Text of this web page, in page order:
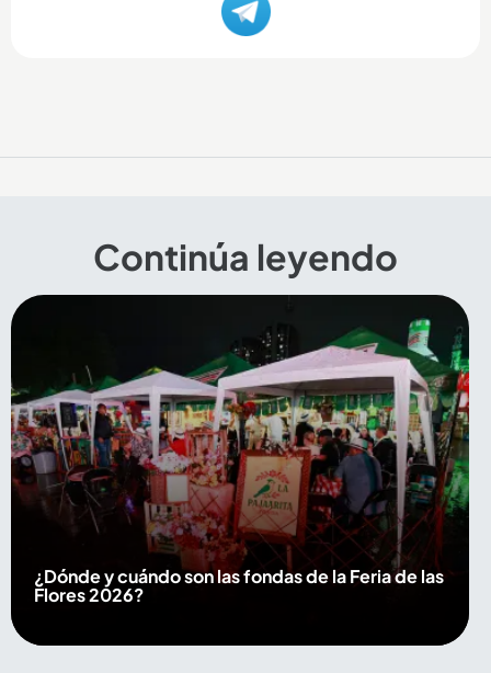
Continúa leyendo
¿Dónde y cuándo son las fondas de la Feria de las
Flores 2026?